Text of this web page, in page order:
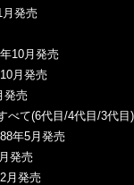
発売
10月発売
月発売
売
て(6代目/4代目/3代
年5月発売
発売
月発売